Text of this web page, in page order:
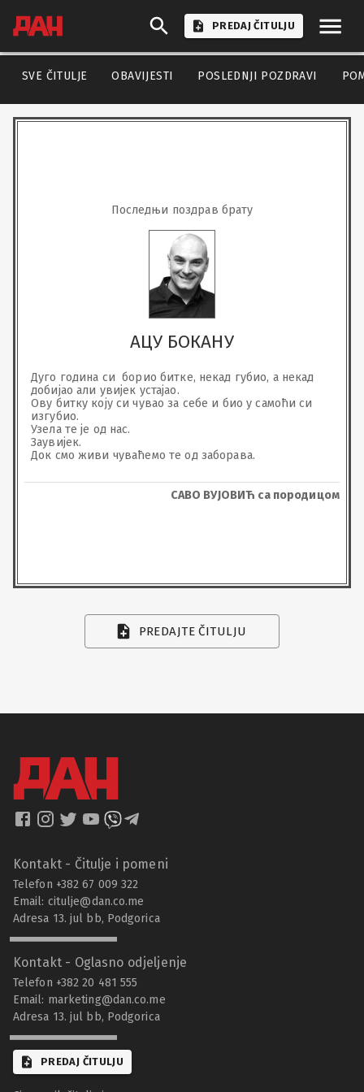
PREDAJ ČITULJU
SVE ČITULJE OBAVIJESTI POSLEDNJI POZDRAVI
Последњи поздрав брату
АЦУ БОКАНУ
Дуго година си  борио битке, некад губио, а некад
добијао али увијек устајао.
Ову битку коју си чувао за себе и био у самоћи си
изгубио.
Узела те је од нас.
Заувијек.
Док смо живи чуваћемо те од заборава.
САВО ВУЈОВИЋ са породицом
PREDAJTE ČITULJU
Kontakt - Čitulje i pomeni
Telefon +382 67 009 322
Email: citulje@dan.co.me
Adresa 13. jul bb, Podgorica
Kontakt - Oglasno odjeljenje
Telefon +382 20 481 555
Email: marketing@dan.co.me
Adresa 13. jul bb, Podgorica
PREDAJ ČITULJU